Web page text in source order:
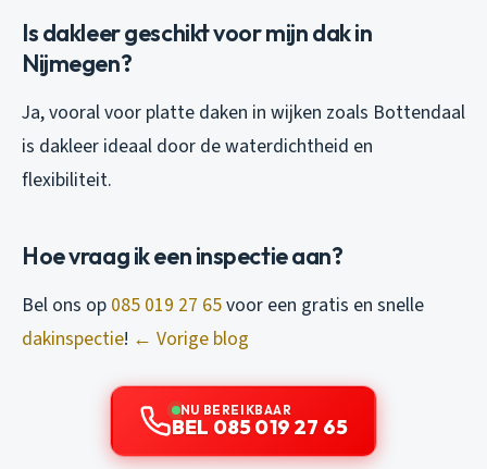
Is dakleer geschikt voor mijn dak in
Nijmegen?
Ja, vooral voor platte daken in wijken zoals Bottendaal
is dakleer ideaal door de waterdichtheid en
flexibiliteit.
Hoe vraag ik een inspectie aan?
Bel ons op 085 019 27 65voor een gratis en snelle
dakinspectie! ← Vorige blog
NU BEREIKBAAR
BEL 085 019 27 65